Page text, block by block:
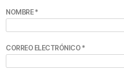
NOMBRE*
CORREO ELECTRÓNICO *